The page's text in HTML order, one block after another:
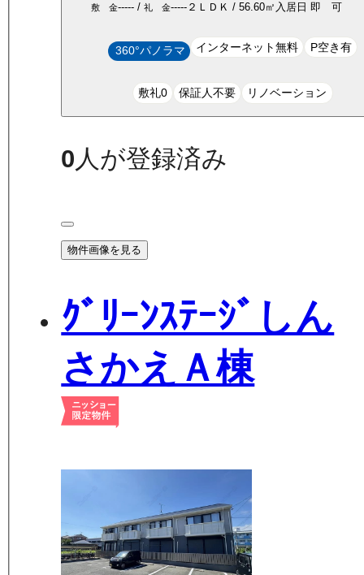
敷 金-----/ 礼 金-----２ＬＤＫ / 56.60㎡ 入居日 即 可
360°パノラマ インターネット無料 P空き有
敷礼0 保証人不要 リノベーション
0人が登録済み
物件画像を見る
ｸﾞﾘｰﾝｽﾃｰｼﾞしん
さかえＡ棟